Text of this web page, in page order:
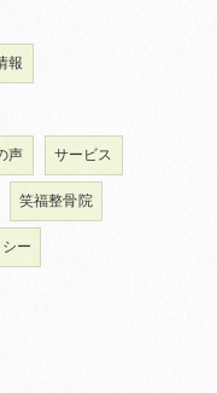
報
声 サービス
笑福整骨院
ー